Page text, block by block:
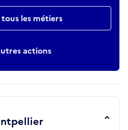
les métiers
actions